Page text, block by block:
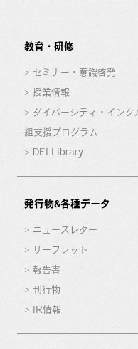
教育・研修
セミナー・意識啓発
授業情報
ダイバーシティ・イン
組支援プログラム
DEI Library
発行物&各種データ
ニュースレター
リーフレット
報告書
刊行物
IR情報